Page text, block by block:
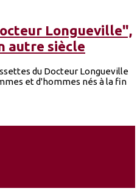
Longueville",
autre siècle
du Docteur Longueville
et d'hommes nés à la fin